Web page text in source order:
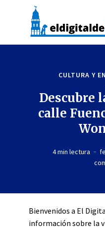
CULTURA Y
Descubre
calle
4 min lectura
Bienvenidos a El
información sobre la